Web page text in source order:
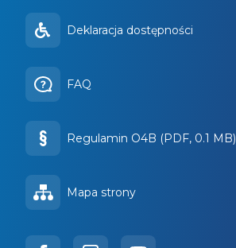
Deklaracja dostępności
FAQ
Regulamin O4B (PDF, 0.1 MB)
Mapa strony